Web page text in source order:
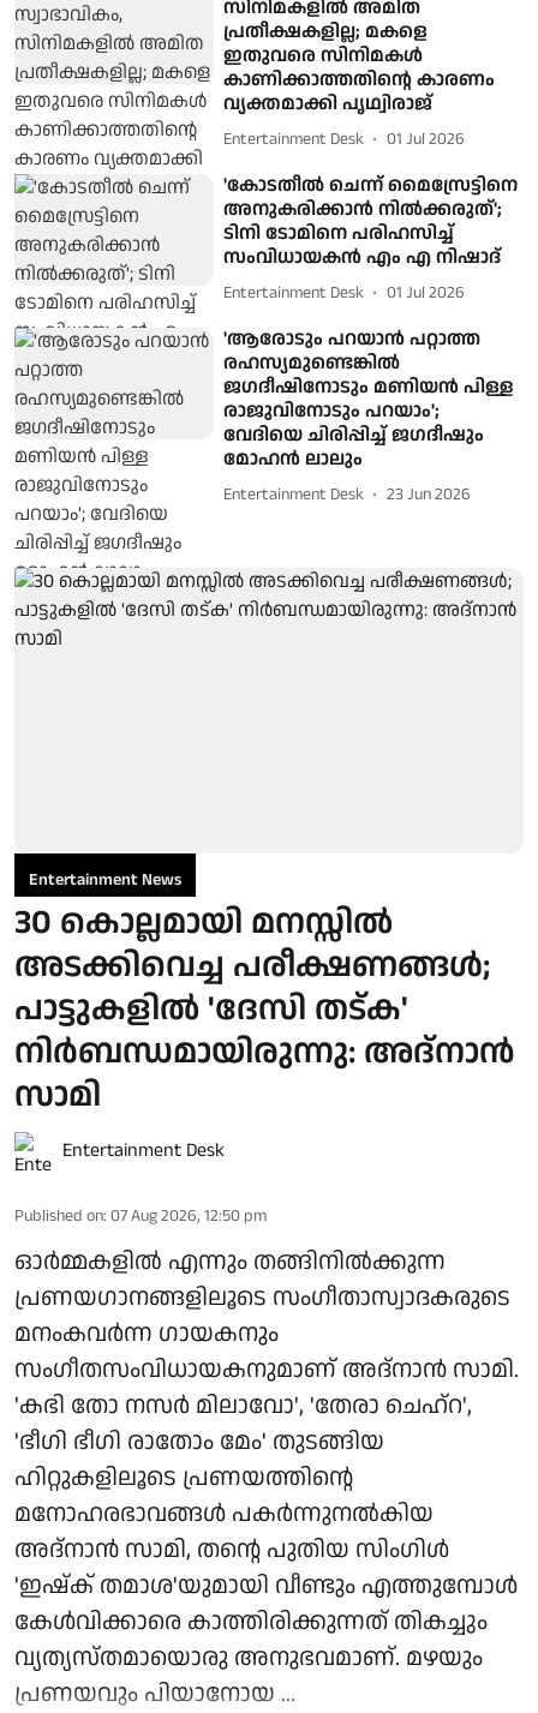
സിനിമകളിൽ അമിത
പ്രതീക്ഷകളില്ല; മകളെ
ഇതുവരെ സിനിമകൾ
കാണിക്കാത്തതിന്റെ കാരണം
വ്യക്തമാക്കി പൃഥ്വിരാജ്
Entertainment Desk 01 Jul 2026
'കോടതീൽ ചെന്ന് മൈസ്രേട്ടിനെ
അനുകരിക്കാൻ നിൽക്കരുത്';
ടിനി ടോമിനെ പരിഹസിച്ച്
സംവിധായകൻ എം എ നിഷാദ്
Entertainment Desk 01 Jul 2026
'ആരോടും പറയാൻ പറ്റാത്ത
രഹസ്യമുണ്ടെങ്കിൽ
ജഗദീഷിനോടും മണിയൻ പിള്ള
രാജുവിനോടും പറയാം';
വേദിയെ ചിരിപ്പിച്ച് ജഗദീഷും
മോഹൻ ലാലും
Entertainment Desk 23 Jun 2026
Entertainment News
30 കൊല്ലമായി മനസ്സിൽ
അടക്കിവെച്ച പരീക്ഷണങ്ങൾ;
പാട്ടുകളിൽ 'ദേസി തട്ക'
നിർബന്ധമായിരുന്നു: അദ്നാൻ
സാമി
Entertainment Desk
Published on: 07 Aug 2026, 12:50 pm
ഓർമ്മകളിൽ എന്നും തങ്ങിനിൽക്കുന്ന
പ്രണയഗാനങ്ങളിലൂടെ സംഗീതാസ്വാദകരുടെ
മനംകവർന്ന ഗായകനും
സംഗീതസംവിധായകനുമാണ് അദ്നാൻ സാമി.
'കഭി തോ നസർ മിലാവോ', 'തേരാ ചെഹ്റ',
'ഭീഗി ഭീഗി രാതോം മേം' തുടങ്ങിയ
ഹിറ്റുകളിലൂടെ പ്രണയത്തിന്റെ
മനോഹരഭാവങ്ങൾ പകർന്നുനൽകിയ
അദ്നാൻ സാമി, തന്റെ പുതിയ സിംഗിൾ
'ഇഷ്ക് തമാശ'യുമായി വീണ്ടും എത്തുമ്പോൾ
കേൾവിക്കാരെ കാത്തിരിക്കുന്നത് തികച്ചും
വ്യത്യസ്തമായൊരു അനുഭവമാണ്. മഴയും
പ്രണയവും പിയാനോയ ...